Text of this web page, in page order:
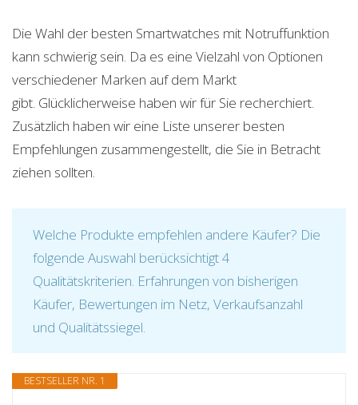
Die Wahl der besten Smartwatches mit Notruffunktion
kann schwierig sein. Da es eine Vielzahl von Optionen
verschiedener Marken auf dem Markt
gibt. Glücklicherweise haben wir für Sie recherchiert.
Zusätzlich haben wir eine Liste unserer besten
Empfehlungen zusammengestellt, die Sie in Betracht
ziehen sollten.
Welche Produkte empfehlen andere Käufer? Die
folgende Auswahl berücksichtigt 4
Qualitätskriterien. Erfahrungen von bisherigen
Käufer, Bewertungen im Netz, Verkaufsanzahl
und Qualitätssiegel.
BESTSELLER NR. 1